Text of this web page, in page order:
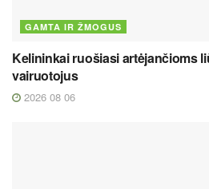
GAMTA IR ŽMOGUS
Kelininkai ruošiasi artėjančioms
vairuotojus
2026 08 06